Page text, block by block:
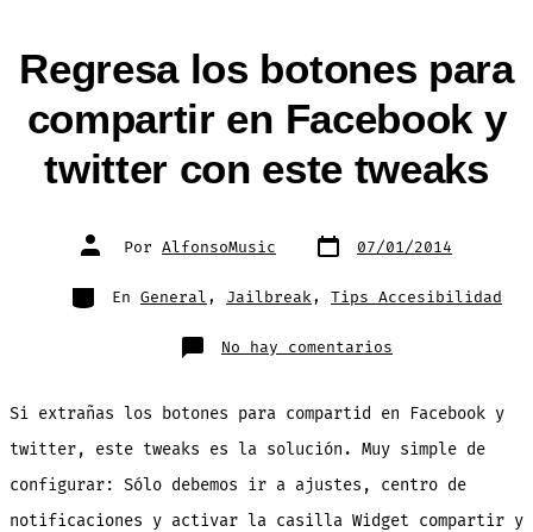
Regresa los botones para
compartir en Facebook y
twitter con este tweaks
Autor
de Por AlfonsoMusic Fecha
de 07/01/2014
Categorías
En General , Jailbreak, Tips Accesibilidad
No hay comentarios
Regresa
para
compartir
Facebook
twitter
con
tweaks
Si extrañas los botones para compartid en Facebook y
twitter, este tweaks es la solución. Muy simple de
configurar: Sólo debemos ir a ajustes, centro de
notificaciones y activar la casilla Widget compartir y